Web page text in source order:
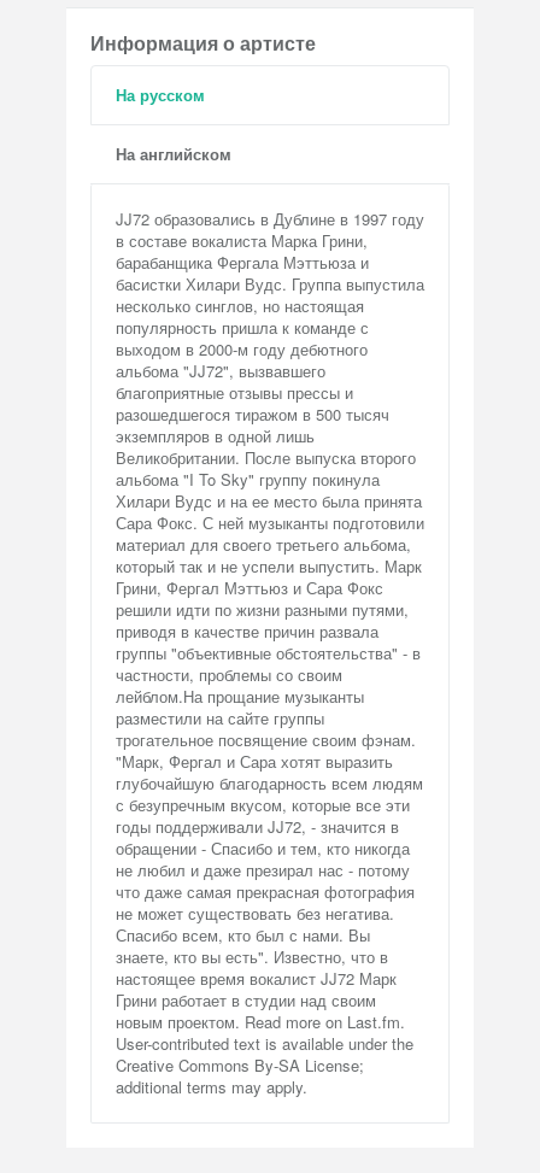
Информация о артисте
На русском
На английском
JJ72 образовались в Дублине в 1997 году
в составе вокалиста Марка Грини,
барабанщика Фергала Мэттьюза и
басистки Хилари Вудс. Группа выпустила
несколько синглов, но настоящая
популярность пришла к команде с
выходом в 2000-м году дебютного
альбома "JJ72", вызвавшего
благоприятные отзывы прессы и
разошедшегося тиражом в 500 тысяч
экземпляров в одной лишь
Великобритании. После выпуска второго
альбома "I To Sky" группу покинула
Хилари Вудс и на ее место была принята
Сара Фокс. С ней музыканты подготовили
материал для своего третьего альбома,
который так и не успели выпустить. Марк
Грини, Фергал Мэттьюз и Сара Фокс
решили идти по жизни разными путями,
приводя в качестве причин развала
группы "объективные обстоятельства" - в
частности, проблемы со своим
лейблом.На прощание музыканты
разместили на сайте группы
трогательное посвящение своим фэнам.
"Марк, Фергал и Сара хотят выразить
глубочайшую благодарность всем людям
с безупречным вкусом, которые все эти
годы поддерживали JJ72, - значится в
обращении - Спасибо и тем, кто никогда
не любил и даже презирал нас - потому
что даже самая прекрасная фотография
не может существовать без негатива.
Спасибо всем, кто был с нами. Вы
знаете, кто вы есть". Известно, что в
настоящее время вокалист JJ72 Марк
Грини работает в студии над своим
новым проектом. Read more on Last.fm.
User-contributed text is available under the
Creative Commons By-SA License;
additional terms may apply.